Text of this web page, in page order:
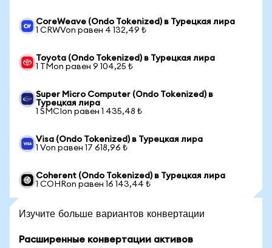
CoreWeave (Ondo Tokenized) в Турецкая лира
1 CRWVon равен 4 132,49 ₺
Toyota (Ondo Tokenized) в Турецкая лира
1 TMon равен 9 104,25 ₺
Super Micro Computer (Ondo Tokenized) в
Турецкая лира
1 SMCIon равен 1 435,48 ₺
Visa (Ondo Tokenized) в Турецкая лира
1 Von равен 17 618,96 ₺
Coherent (Ondo Tokenized) в Турецкая лира
1 COHRon равен 16 143,44 ₺
Изучите больше вариантов конвертации
Расширенные конвертации активов